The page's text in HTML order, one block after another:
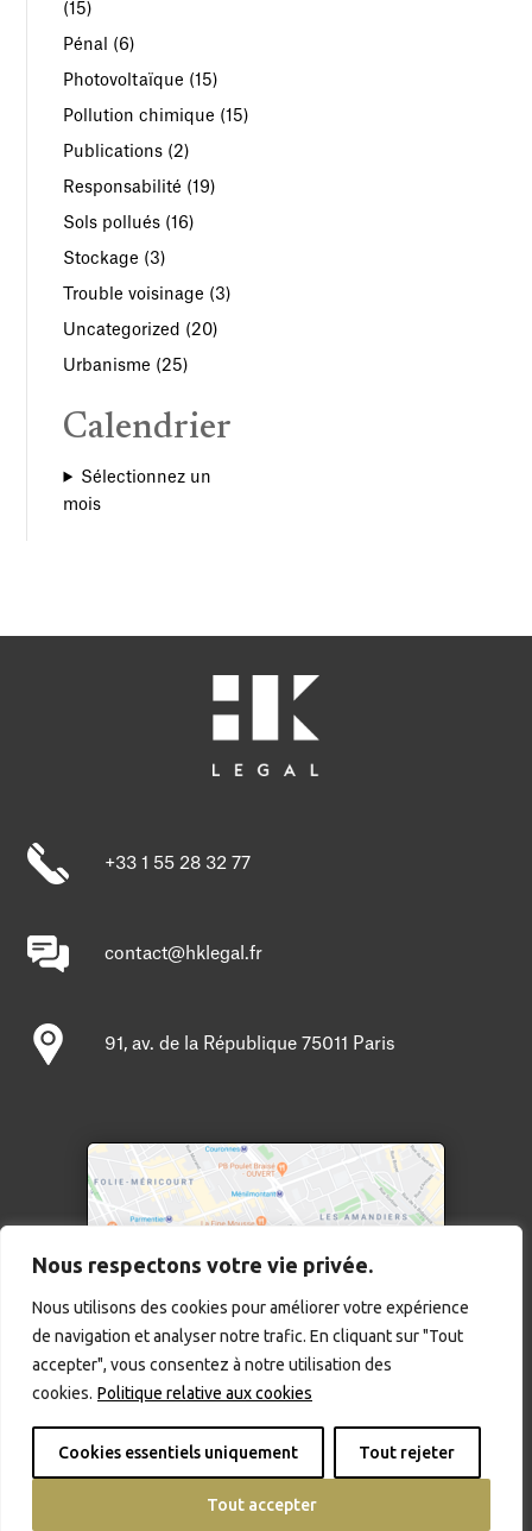
Nous respectons votre vie privée.
Nous utilisons des cookies pour améliorer votre expérience
de navigation et analyser notre trafic. En cliquant sur "Tout
accepter", vous consentez à notre utilisation des
cookies. Politique relative aux cookies
Cookies essentiels uniquement Tout rejeter
Tout accepter
(15)
Pénal (6)
Photovoltaïque (15)
Pollution chimique (15)
Publications (2)
Responsabilité (19)
Sols pollués (16)
Stockage (3)
Trouble voisinage (3)
Uncategorized (20)
Urbanisme (25)
Calendrier
Sélectionnez un
mois
+33 1 55 28 32 77
contact@hklegal.fr
91, av. de la République 75011 Paris
Cliquer pour agrandir
Mentions légales
Copyright © 2025 – HK legal